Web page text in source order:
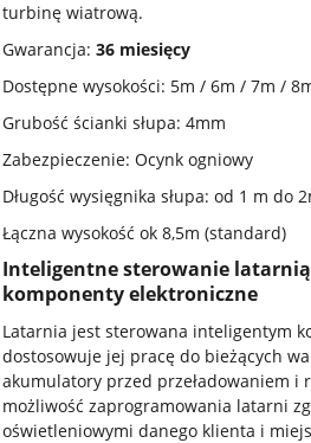
turbinę wiatrową.
Gwarancja:36 miesięcy
Dostępne wysokości: 5m / 6m / 7m /
Grubość ścianki słupa: 4mm
Zabezpieczenie: Ocynk ogniowy
Długość wysięgnika słupa: od 1 m do
Łączna wysokość ok 8,5m (standard)
Inteligentne sterowanie
komponenty elektroniczne
Latarnia jest sterowana inteligentym
dostosowuje jej pracę do bieżących
akumulatory przed przeładowaniem i
możliwość zaprogramowania latarni
oświetleniowymi danego klienta i